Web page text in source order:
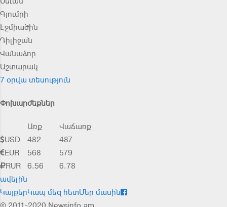
Գյումրի
Էջմիածին
Դիլիջան
Վանաձոր
Աշտարակ
7 օրվա տեսություն
Փոխարժեքներ
Առք
Վաճառք
USD
482
487
EUR
568
579
RUR
6.56
6.78
ավելին
ԿայքերԿապ մեզ հետՄեր մասին